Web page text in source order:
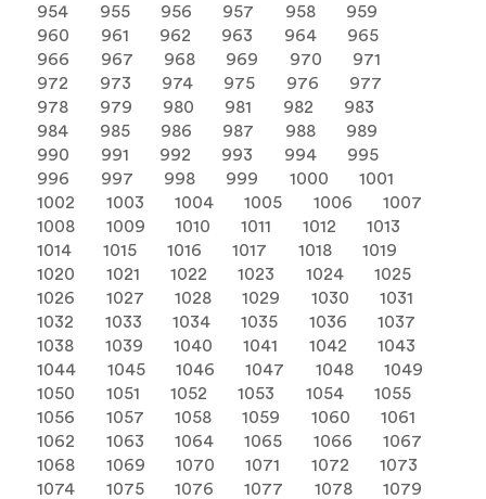
954
955 956 957 958
959
960
961 962 963 964
965
966
967 968 969 970
971
972
973 974 975 976
977
978
979 980 981 982
983
984
985 986 987 988
989
990
991 992 993 994
995
996
997 998 999 1000
1001
1002
1003 1004 1005 1006
1007
1008
1009 1010 1011 1012
1013
1014
1015 1016 1017 1018
1019
1020
1021 1022 1023 1024
1025
1026
1027 1028 1029 1030
1031
1032
1033 1034 1035 1036
1037
1038
1039 1040 1041 1042
1043
1044
1045 1046 1047 1048
1049
1050
1051 1052 1053 1054
1055
1056
1057 1058 1059 1060
1061
1062
1063 1064 1065 1066
1067
1068
1069 1070 1071 1072
1073
1074
1075 1076 1077 1078
1079